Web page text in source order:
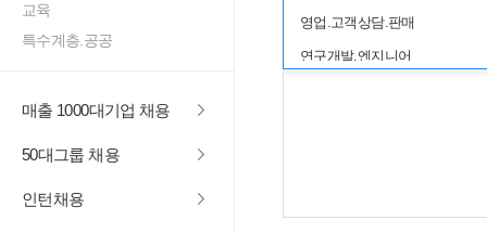
교육
특수계층.공공
매출 1000대기업 채용
50대그룹 채용
인턴채용
영업.고객상담.판매
연구개발.엔지니어